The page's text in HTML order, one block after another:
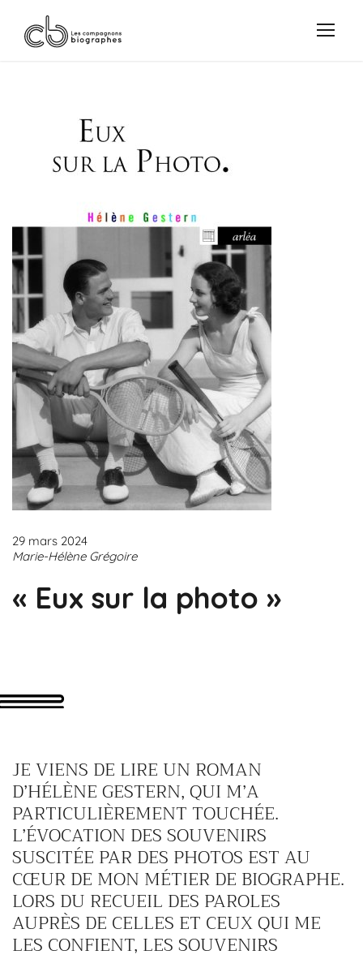
29 mars 2024
Marie-Hélène Grégoire
« Eux sur la photo »
JE VIENS DE LIRE UN ROMAN
D’HÉLÈNE GESTERN, QUI M’A
PARTICULIÈREMENT TOUCHÉE.
L’ÉVOCATION DES SOUVENIRS
SUSCITÉE PAR DES PHOTOS EST AU
CŒUR DE MON MÉTIER DE BIOGRAPHE.
LORS DU RECUEIL DES PAROLES
AUPRÈS DE CELLES ET CEUX QUI ME
LES CONFIENT, LES SOUVENIRS